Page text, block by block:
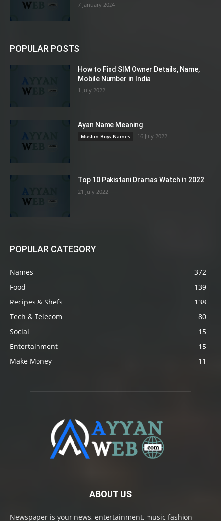
7 January 2024
POPULAR POSTS
How to Find SIM Owner Details, Name,
Mobile Number in India
1 July 2022
Ayan Name Meaning
Muslim Boys Names 16 July 2022
Top 10 Pakistani Dramas Watch in 2022
21 July 2022
POPULAR CATEGORY
Names
372
Food
139
Recipes & Shefs
138
Tech & Telecom
80
Social
15
Entertainment
15
Make Money
11
ABOUT US
Newspaper is your news, entertainment, music fashion